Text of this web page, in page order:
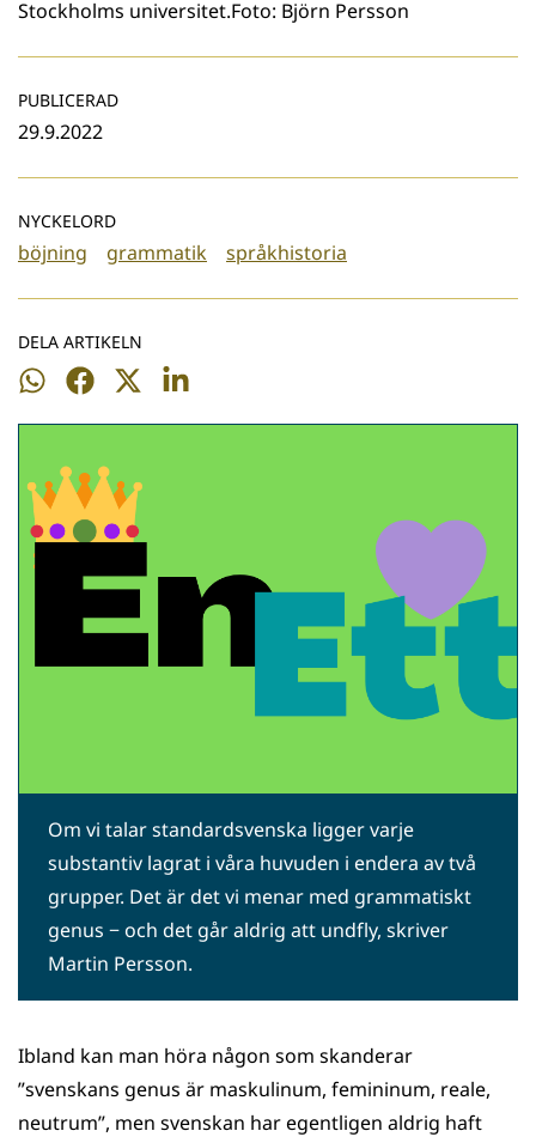
Stockholms universitet.Foto: Björn Persson
PUBLICERAD
29.9.2022
NYCKELORD
böjning grammatik språkhistoria
DELA ARTIKELN
Dela
Dela
Dela
Dela
Om vi talar standardsvenska ligger varje
substantiv lagrat i våra huvuden i endera av två
grupper. Det är det vi menar med grammatiskt
genus − och det går aldrig att undfly, skriver
Martin Persson.
Ibland kan man höra någon som skanderar
”svenskans genus är maskulinum, femininum, reale,
neutrum”, men svenskan har egentligen aldrig haft